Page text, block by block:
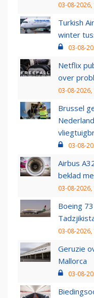
03-08-2026,
Turkish
winter
03-08-
Netflix
over
03-08-2026,
Brussel
03-08-
Airbus
beklad
03-08-2026,
Boeing
03-08-2026,
Geruzie
Mallorca
03-08-